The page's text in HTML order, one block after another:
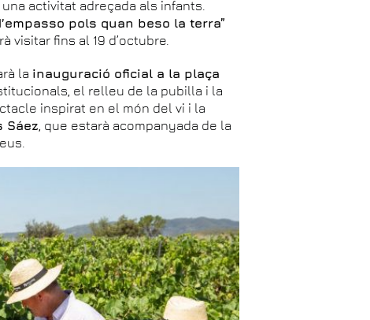
, una activitat adreçada als infants.
pols quan beso la terra”
visitar fins al 19 d’octubre.
la inauguració oficial a la plaça
el relleu de la pubilla i la
inspirat en el món del vi i la
Sáez , que estarà acompanyada de la